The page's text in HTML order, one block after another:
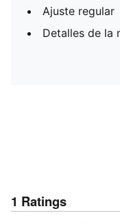
Ajuste regular
Detalles de la
1 Ratings